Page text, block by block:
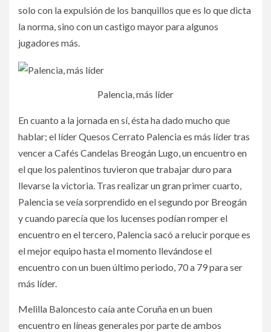
solo con la expulsión de los banquillos que es lo que dicta
la norma, sino con un castigo mayor para algunos
jugadores más.
Palencia, más líder
En cuanto a la jornada en sí, ésta ha dado mucho que
hablar; el líder Quesos Cerrato Palencia es más líder tras
vencer a Cafés Candelas Breogán Lugo, un encuentro en
el que los palentinos tuvieron que trabajar duro para
llevarse la victoria. Tras realizar un gran primer cuarto,
Palencia se veía sorprendido en el segundo por Breogán
y cuando parecía que los lucenses podían romper el
encuentro en el tercero, Palencia sacó a relucir porque es
el mejor equipo hasta el momento llevándose el
encuentro con un buen último periodo, 70 a 79 para ser
más líder.
Melilla Baloncesto caía ante Coruña en un buen
encuentro en líneas generales por parte de ambos